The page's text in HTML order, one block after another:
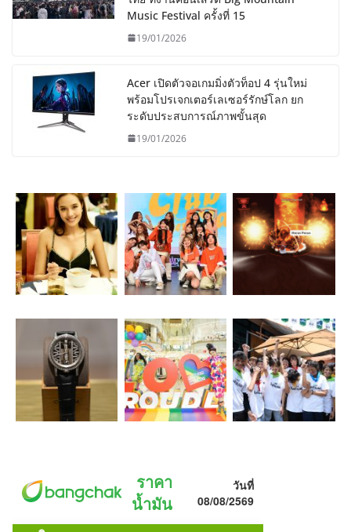
Music Festival ครั้งที่ 15
19/01/2026
Acer เปิดตัวจอเกมมิ่งตัวท็อป 4 รุ่นใหม่
พร้อมโปรเจกเตอร์เลเซอร์รักษ์โลก ยก
ระดับประสบการณ์ภาพขั้นสุด
19/01/2026